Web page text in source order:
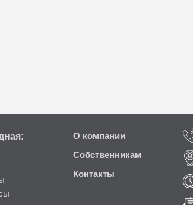
О компании
Собственникам
Контакты